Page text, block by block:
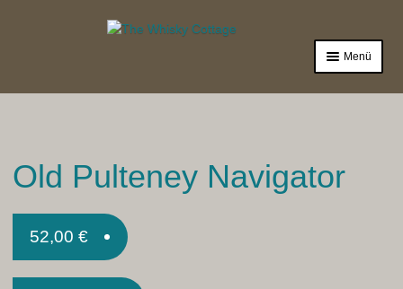
Menü
Laden
Whisky
Zubehör
Old Pulteney Navigator
52,00€